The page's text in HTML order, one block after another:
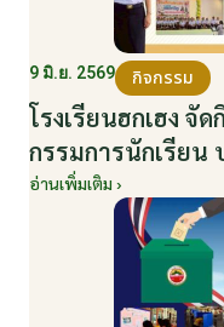
9 มิ.ย. 2569 กิจกรรม
โรงเรียนฮกเฮง จั
กรรมการนักเรียน
เสริมประชาธิปไต
อ่านเพิ่มเติม ›